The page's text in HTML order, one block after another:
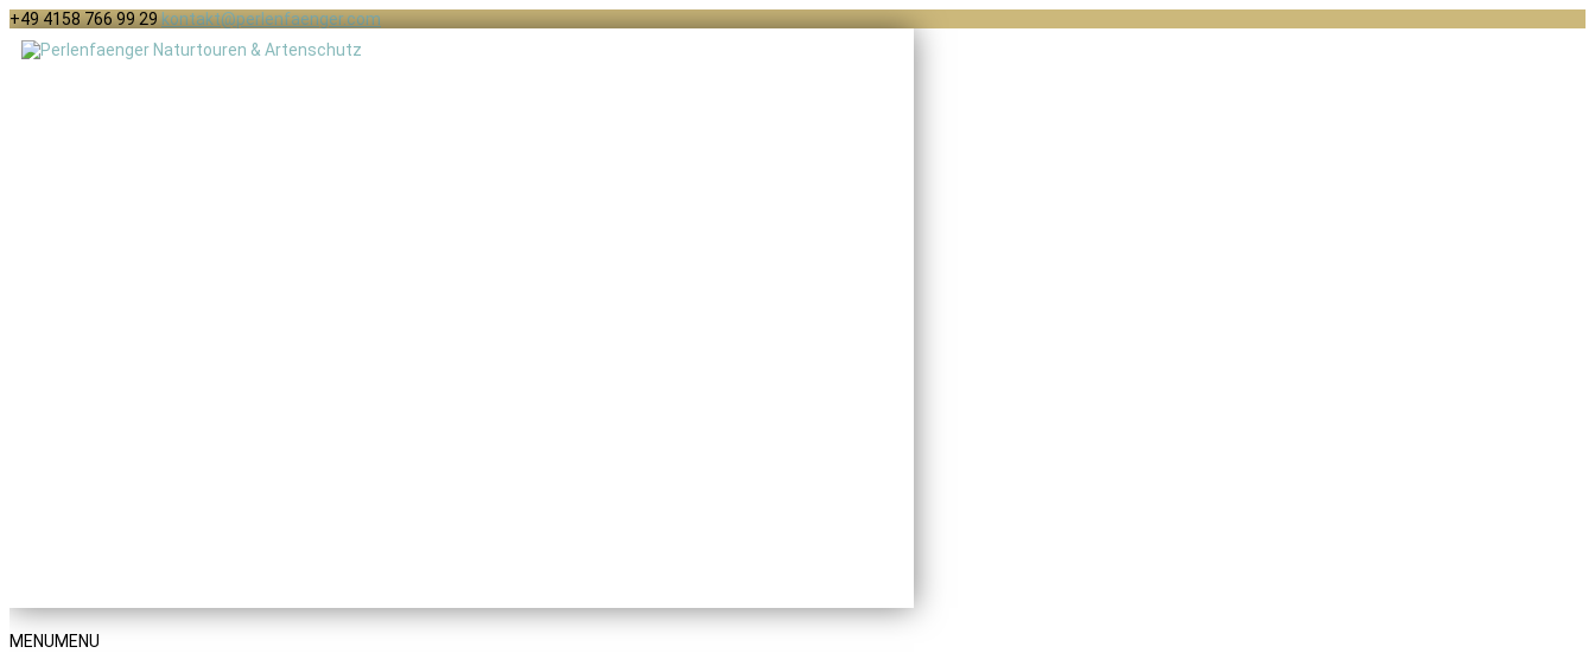
+49 4158 766 99 29 kontakt@perlenfaenger.com
MENUMENU